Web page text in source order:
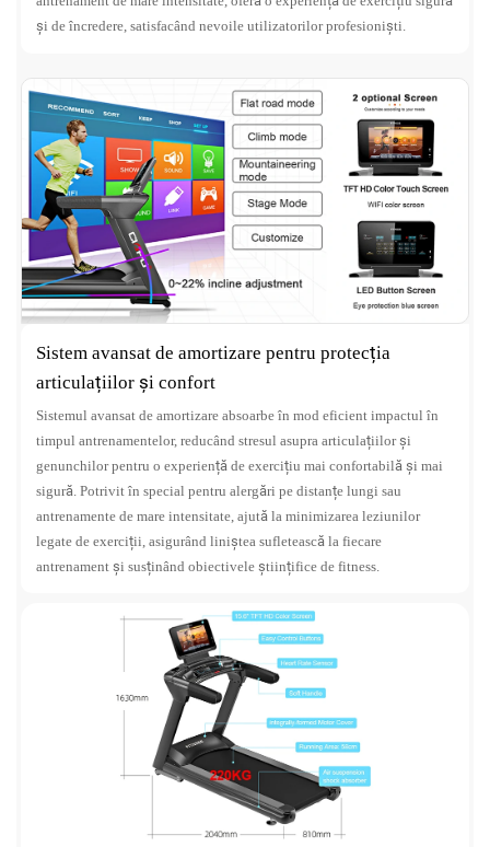
și de încredere, satisfacând nevoile utilizatorilor profesioniști.
Sistem avansat de amortizare pentru protecția
articulațiilor și confort
Sistemul avansat de amortizare absoarbe în mod eficient impactul în
timpul antrenamentelor, reducând stresul asupra articulațiilor și
genunchilor pentru o experiență de exercițiu mai confortabilă și mai
sigură. Potrivit în special pentru alergări pe distanțe lungi sau
antrenamente de mare intensitate, ajută la minimizarea leziunilor
legate de exerciții, asigurând liniștea sufletească la fiecare
antrenament și susținând obiectivele științifice de fitness.